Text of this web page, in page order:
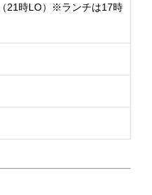
21時LO）※ランチは17時